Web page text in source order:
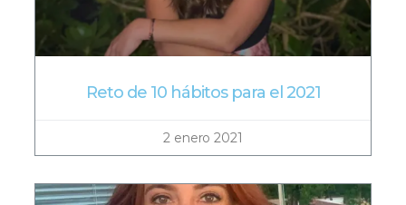
Reto de 10 hábitos para el 2021
2 enero 2021